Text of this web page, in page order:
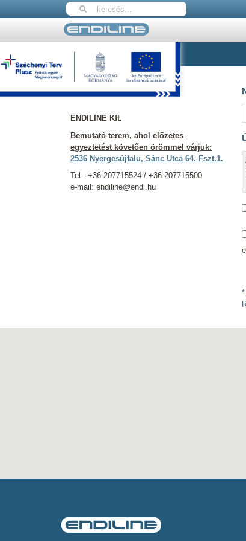
Nyitólap Kapcsolat
Elérhetőségeink
ENDILINE Kft.
Bemutató terem, ahol előzetes
egyeztetést követően örömmel várjuk:
2536 Nyergesújfalu, Sánc Utca 64. Fszt.1.
Tel.: +36 207715524 / +36 207715500
e-mail: endiline@endi.hu
*